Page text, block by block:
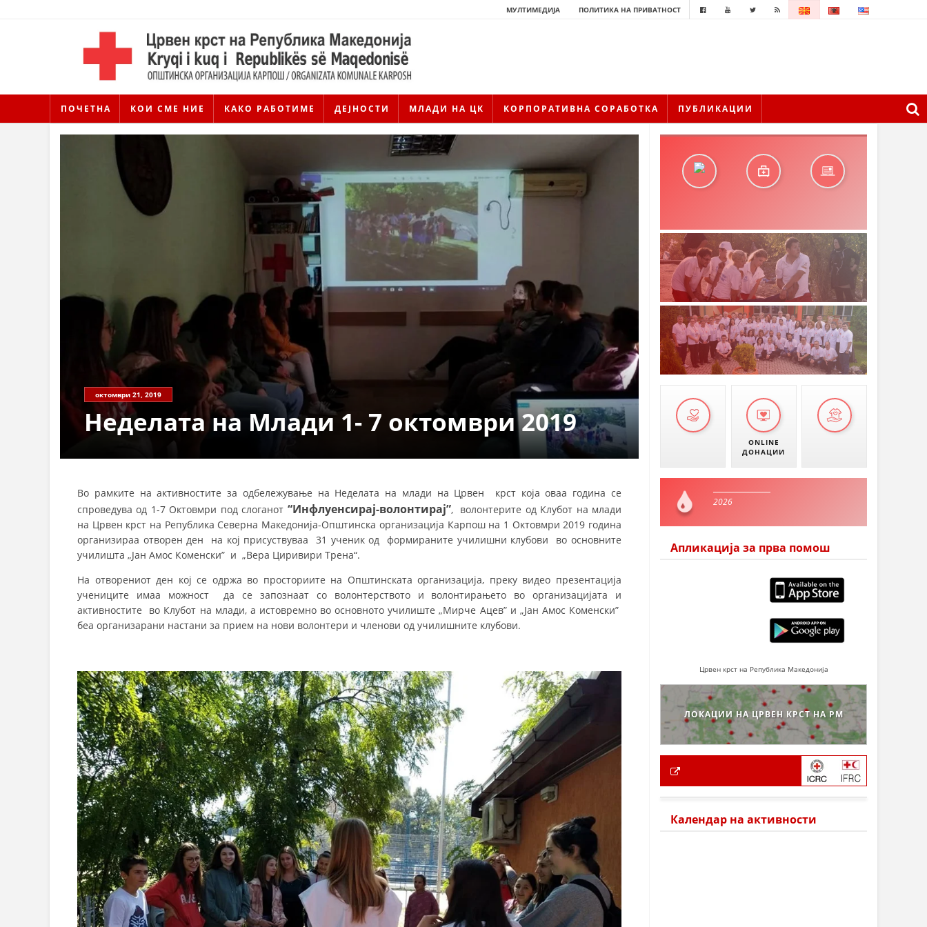
МУЛТИМЕДИЈА ПОЛИТИКА НА ПРИВАТНОСТ
ПОЧЕТНА КОИ СМЕ НИЕ КАКО РАБОТИМЕ ДЕЈНОСТИ МЛАДИ НА ЦК КОРПОРАТИВНА СОРАБОТКА ПУБЛИКАЦИИ
ДЕЈСТВУВАЊЕ
ПРИРАЧНИЦИ
БРОШУРИ
ПОСТЕРИ
октомври 21, 2019
Неделата на Млади 1- 7 октомври 2019
Во рамките на активностите за одбележување на Неделата на млади на Црвен крст која оваа година се
спроведува од 1-7 Октовмри под слоганот “Инфлуенсирај-волонтирај”, волонтерите од Клубот на млади
на Црвен крст на Република Северна Македонија-Општинска организација Карпош на 1 Октовмри 2019 година
организираа отворен ден на кој присуствуваа 31 ученик од формираните училишни клубови во основните
училишта „Јан Амос Коменски” и „Вера Циривири Трена“.
На отворениот ден кој се одржа во просториите на Општинската организација, преку видео презентација
учениците имаа можност да се запознаат со волонтерството и волонтирањето во организацијата и
активностите во Клубот на млади, а истовремно во основното училиште „Мирче Ацев” и „Јан Амос Коменски”
беа организарани настани за прием на нови волонтери и членови од училишните клубови.
ONLINE
ДОНАЦИИ
2026
Апликација за прва помош
Црвен крст на Република Македонија
ЛОКАЦИИ НА ЦРВЕН КРСТ НА РМ
Календар на активности